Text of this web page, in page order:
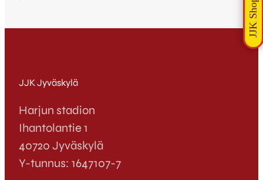
JJK Jyväskylä
Harjun stadion
Ihantolantie 1
40720 Jyväskylä
Y-tunnus: 1647107-7